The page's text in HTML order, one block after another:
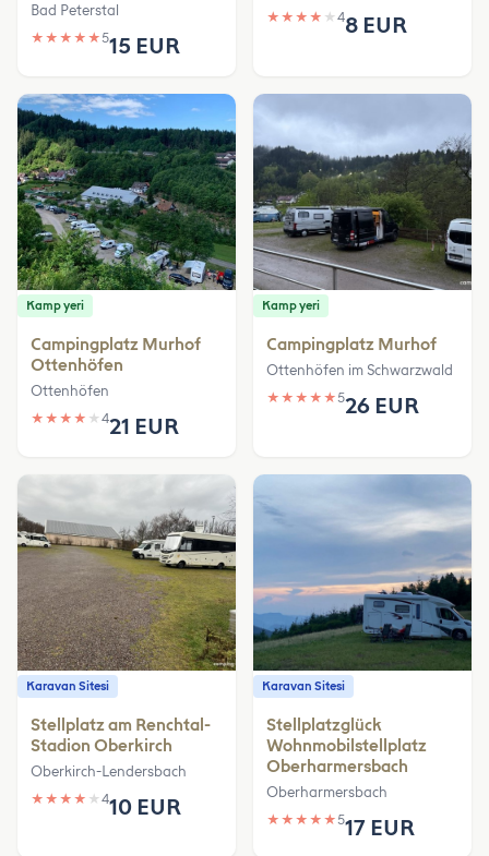
Bad Peterstal
★ ★ ★ ★ ★515 EUR
★ ★ ★ ★ ★ 48 EUR
Kamp yeri
Campingplatz Murhof
Ottenhöfen
Ottenhöfen
★ ★ ★ ★ ★ 421 EUR
Kamp yeri
Campingplatz Murhof
Ottenhöfen im Schwarzwald
★ ★ ★ ★ ★526 EUR
Karavan Sitesi
Stellplatz am Renchtal-
Stadion Oberkirch
Oberkirch-Lendersbach
★ ★ ★ ★ ★ 410 EUR
Karavan Sitesi
Stellplatzglück
Wohnmobilstellplatz
Oberharmersbach
Oberharmersbach
★ ★ ★ ★ ★517 EUR